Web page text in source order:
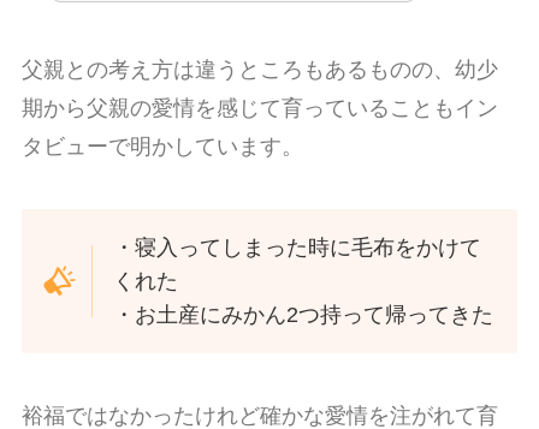
父親との考え方は違うところもあるものの、幼少
期から父親の愛情を感じて育っていることもイン
タビューで明かしています。
・寝入ってしまった時に毛布をかけて
くれた
・お土産にみかん2つ持って帰ってきた
裕福ではなかったけれど確かな愛情を注がれて育